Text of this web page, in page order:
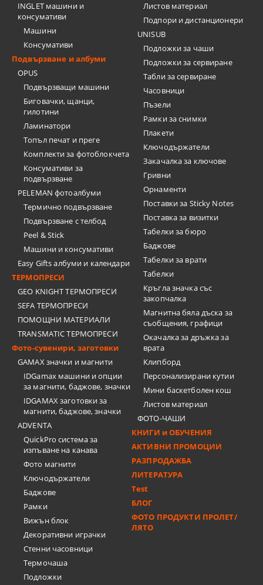
INGLET машини и
консумативи
Машини
Консумативи
Подвързване и албуми
OPUS
Подвързващи машини
Биговачки, щанци,
гилотини
Ламинатори
Топъл печат и преге
Комплекти за фотоблокчета
Консумативи за
подвързване
PELEMAN фотоалбуми
Термично подвързване
Подвързване с телбод
Peel & Stick
Машини и консумативи
Easy Gifts албуми и календари
ТЕРМОПРЕСИ
GEO KNIGHT ТЕРМОПРЕСИ
SEFA ТЕРМОПРЕСИ
ПОМОЩНИ МАТЕРИАЛИ
TRANSMATIC ТЕРМОПРЕСИ
Фото-сувенири, заготовки
GAMAX значки и магнити
IDGamax машини и опции
за магнити, баджове, значки
IDGAMAX заготовки за
магнити, баджове, значки
ADVENTA
QuickPro система за
изпъване на канава
Фото магнити
Ключодържатели
Баджове
Рамки
Вижън блок
Декоративни играчки
Стенни часовници
Термочашa
Подложки
Листов материал
Подпори и дистанционери
UNISUB
Подложки за чаши
Подложки за сервиране
Табли за сервиране
Часовници
Пъзели
Рамки за снимки
Плакети
Ключодържатели
Закачалка за ключове
Гривни
Орнаменти
Поставки за Sticky Notes
Поставка за визитки
Tабелки за бюро
Баджове
Табелки за врати
Табелки
Кръгла значка със
закопчалка
Магнитна бяла дъска за
съобщения, графици
Окачалка за дръжка за
врата
Клипборд
Персонализирани кутии
Мини баскетболен кош
Листов материал
ФОТО-ЧАШИ
КНИГИ и ОБУЧЕНИЯ
АКТИВНИ ПРОМОЦИИ
РАЗПРОДАЖБА
ЛИТЕРАТУРА
Test
БЛОГ
ФОТО ПРОДУКТИ ПРОЛЕТ/
ЛЯТО